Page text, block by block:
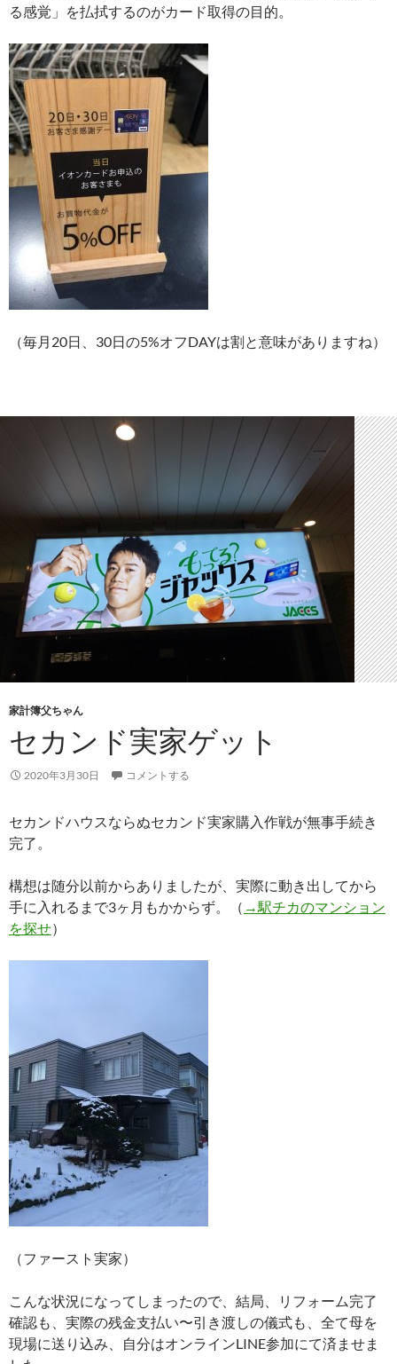
る感覚」を払拭するのがカード取得の目的。
（毎月20日、30日の5%オフDAYは割と意味がありますね）
家計簿父ちゃん
セカンド実家ゲット
2020年3月30日 コメントする
セカンドハウスならぬセカンド実家購入作戦が無事手続き
完了。
構想は随分以前からありましたが、実際に動き出してから
手に入れるまで3ヶ月もかからず。（ →駅チカのマンション
を探せ）
（ファースト実家）
こんな状況になってしまったので、結局、リフォーム完了
確認も、実際の残金支払い〜引き渡しの儀式も、全て母を
現場に送り込み、自分はオンラインLINE参加にて済ませま